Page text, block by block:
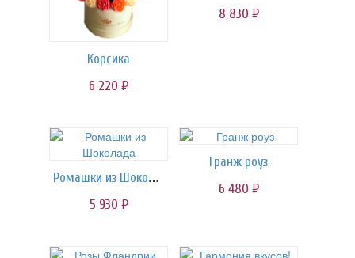
Корсика
6 220 руб.
8 830 руб.
Ромашки из Шоколада
5 930 руб.
Гранж роуз
6 480 руб.